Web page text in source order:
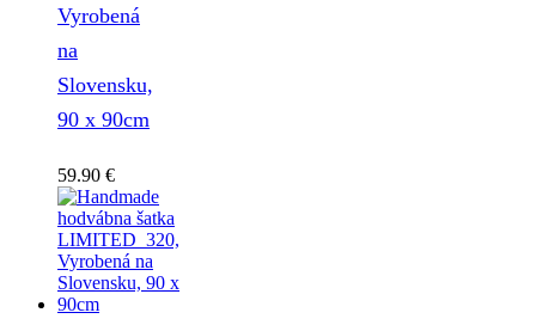
Vyrobená
na
Slovensku,
90 x 90cm
59.90 €